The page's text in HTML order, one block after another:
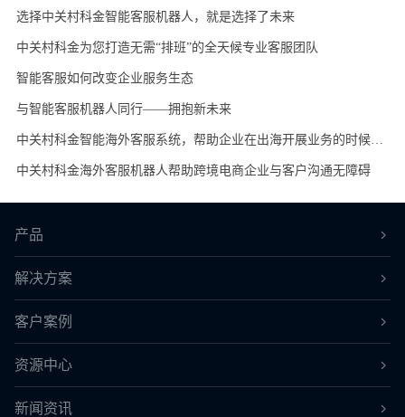
选择中关村科金智能客服机器人，就是选择了未来
中关村科金为您打造无需“排班”的全天候专业客服团队
智能客服如何改变企业服务生态
与智能客服机器人同行——拥抱新未来
中关村科金智能海外客服系统，帮助企业在出海开展业务的时候没有语音障碍
中关村科金海外客服机器人帮助跨境电商企业与客户沟通无障碍
产品
解决方案
客户案例
资源中心
新闻资讯